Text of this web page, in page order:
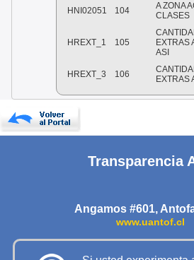
HNI02051 104
A ZONA
CLASES
HREXT_1 105
EXTRAS
ASI
HREXT_3 106
EXTRAS
Transparencia
Angamos #601,
www.uantof.cl